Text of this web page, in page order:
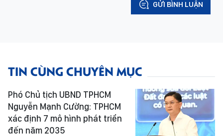
GỬI BÌNH LUẬN
TIN CÙNG CHUYÊN MỤC
Phó Chủ tịch UBND TPHCM
Nguyễn Mạnh Cường: TPHCM
xác định 7 mô hình phát triển
đến năm 2035